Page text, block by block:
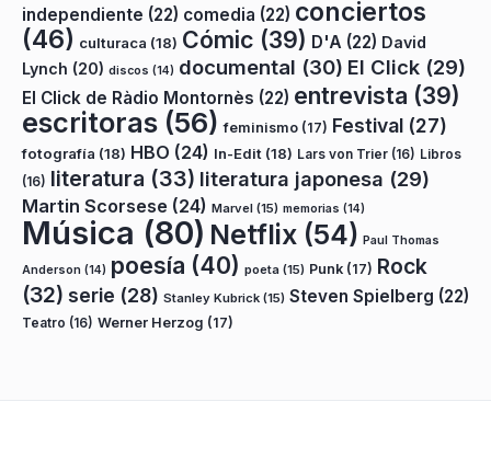
independiente (22) comedia (22) conciertos
(46) culturaca (18) Cómic (39) D'A (22) David
Lynch (20) discos (14) documental (30) El Click (29)
El Click de Ràdio Montornès (22) entrevista (39)
escritoras (56) feminismo (17) Festival (27)
fotografía (18) HBO (24) In-Edit (18) Lars von Trier (16) Libros
(16) literatura (33) literatura japonesa (29)
Martin Scorsese (24) Marvel (15) memorias (14)
Música (80) Netflix (54) Paul Thomas
Anderson (14) poesía (40) poeta (15) Punk (17) Rock
(32) serie (28) Stanley Kubrick (15) Steven Spielberg (22)
Teatro (16) Werner Herzog (17)